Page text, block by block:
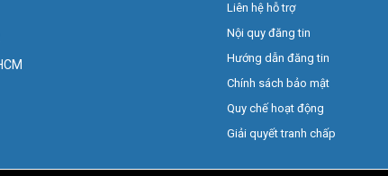
Liên hệ hỗ trợ
Nội quy đăng tin
Hướng dẫn đăng tin
Chính sách bảo mật
Quy chế hoạt động
Giải quyết tranh chấp